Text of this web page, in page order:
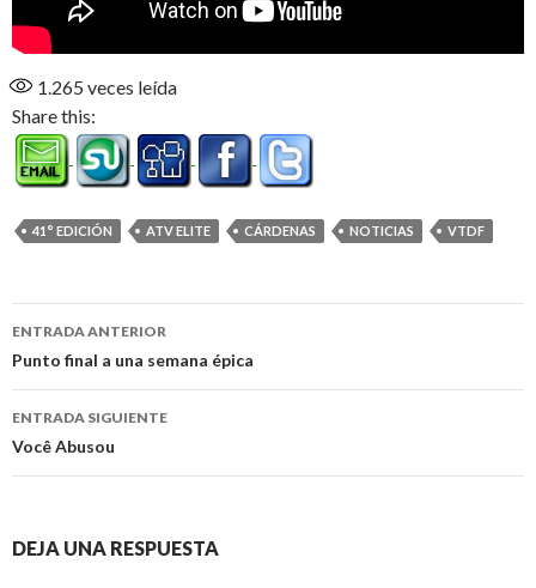
1.265 veces leída
Share this:
41° EDICIÓN ATV ELITE CÁRDENAS NOTICIAS VTDF
Navegación
de
entradas
ENTRADA ANTERIOR
Punto final a una semana épica
ENTRADA SIGUIENTE
Você Abusou
DEJA UNA RESPUESTA